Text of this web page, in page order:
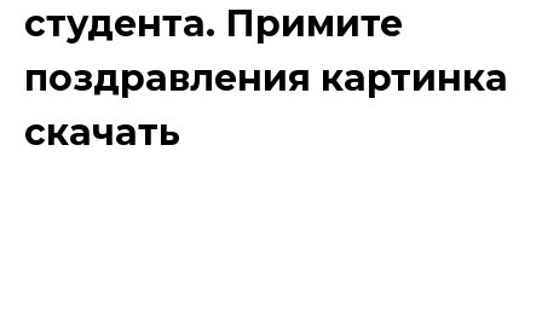
студента. Примите
поздравления картинка
скачать